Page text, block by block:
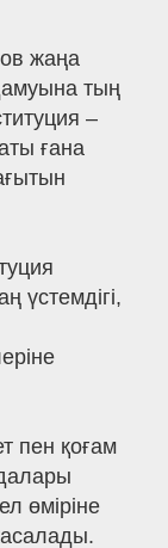
жаңа
тың
–
ғана
үстемдігі,
пен қоғам
өміріне